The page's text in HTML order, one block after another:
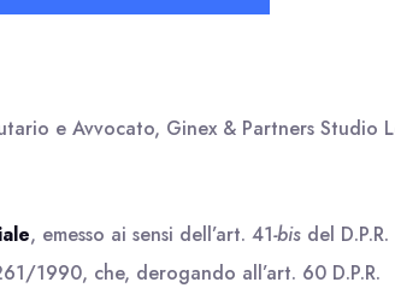
e Avvocato, Ginex & Partners Studio
, emesso ai sensi dell’art. 41-bis del D.P.R.
1990, che, derogando all’art. 60 D.P.R.